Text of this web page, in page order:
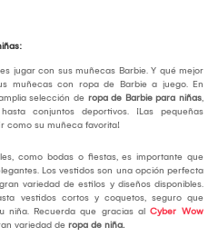
jugar con sus muñecas Barbie. Y qué mejor
muñecas con ropa de Barbie a juego. En
selección de ropa de Barbie para niñas,
hasta conjuntos deportivos. ¡Las pequeñas
como su muñeca favorita!
como bodas o fiestas, es importante que
Los vestidos son una opción perfecta
variedad de estilos y diseños disponibles.
vestidos cortos y coquetos, seguro que
niña. Recuerda que gracias al Cyber Wow
variedad de ropa de niña.